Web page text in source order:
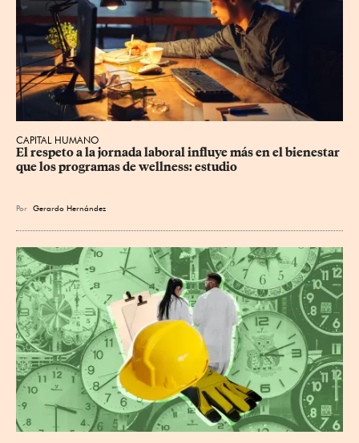
CAPITAL HUMANO
El respeto a la jornada laboral influye más en el bienestar
que los programas de wellness: estudio
Por Gerardo Hernández